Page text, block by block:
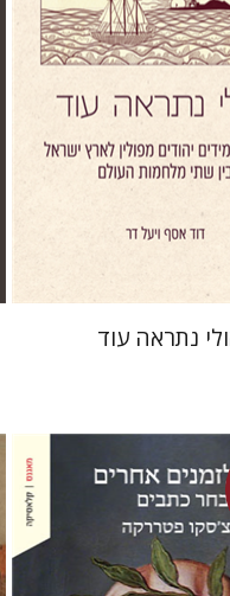
אתר ספר מודפס
$46
$41
נתראה עוד
פטררקה
דיקמן
נתן רון
גור זק